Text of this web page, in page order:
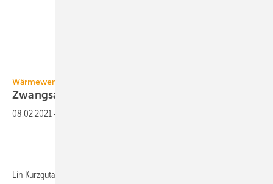
Wärmewende
Zwangsausstieg aus fossilen
08.02.2021 -
Ein Kurzgutachten besagt, dass der Einsatz fossiler Brennstoffe für die